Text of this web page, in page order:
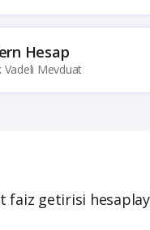
Hesap
Vadeli Mevduat
faiz getirisi